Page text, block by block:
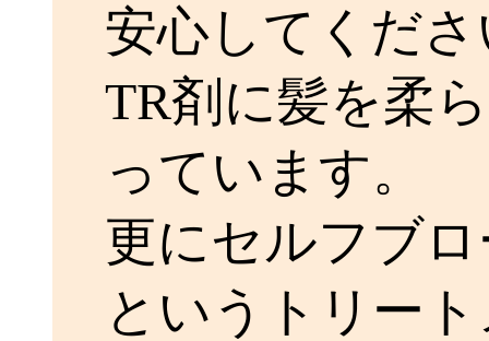
安心してくだ
TR剤に髪を柔
っています。
更にセルフブ
というトリー